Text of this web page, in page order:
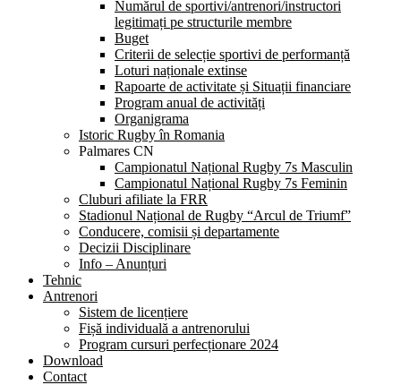
Numărul de sportivi/antrenori/instructori
legitimați pe structurile membre
Buget
Criterii de selecție sportivi de performanță
Loturi naționale extinse
Rapoarte de activitate și Situații financiare
Program anual de activități
Organigrama
Istoric Rugby în Romania
Palmares CN
Campionatul Național Rugby 7s Masculin
Campionatul Național Rugby 7s Feminin
Cluburi afiliate la FRR
Stadionul Național de Rugby “Arcul de Triumf”
Conducere, comisii și departamente
Decizii Disciplinare
Info – Anunțuri
Tehnic
Antrenori
Sistem de licențiere
Fișă individuală a antrenorului
Program cursuri perfecționare 2024
Download
Contact